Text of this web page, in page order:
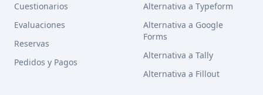
Cuestionarios
Evaluaciones
Reservas
Pedidos y Pagos
Alternativa a Typeform
Alternativa a Google
Forms
Alternativa a Tally
Alternativa a Fillout